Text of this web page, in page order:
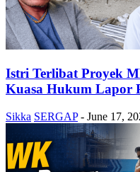
Istri Terlibat Proyek
Kuasa Hukum Lapor
Sikka SERGAP - June 17,